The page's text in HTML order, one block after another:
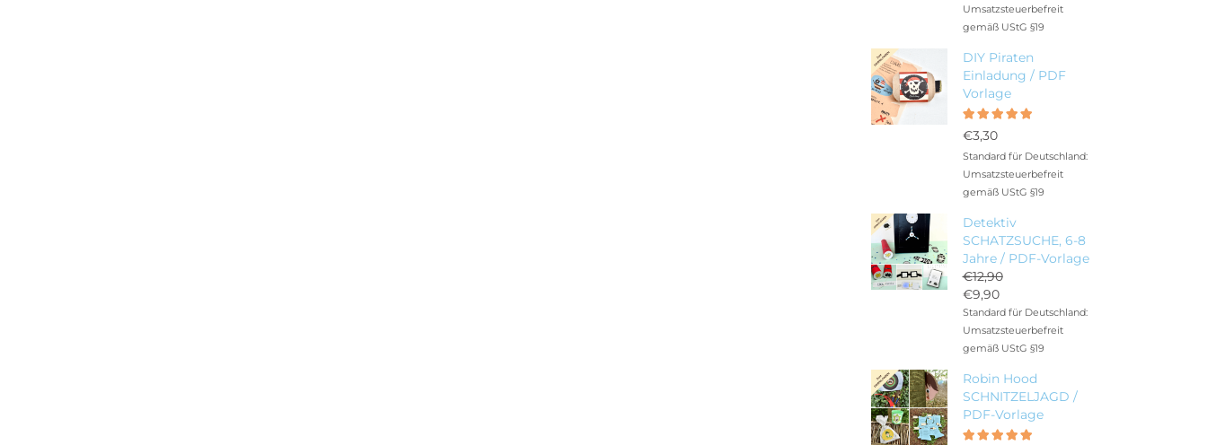
Umsatzsteuerbefreit
gemäß UStG §19
DIY Piraten
Einladung / PDF
Vorlage
mit5.00
€3,30
Standard für Deutschland:
Umsatzsteuerbefreit
gemäß UStG §19
Detektiv
SCHATZSUCHE, 6-8
Jahre / PDF-Vorlage
€12,90
Ursprünglicher
Preis
war:
€12,90
€9,90
Aktueller
Preis
ist:
Standard für Deutschland:
Umsatzsteuerbefreit
gemäß UStG §19
Robin Hood
SCHNITZELJAGD /
PDF-Vorlage